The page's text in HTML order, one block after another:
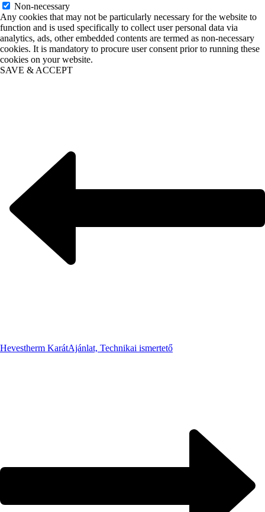
Non-necessary
Any cookies that may not be particularly necessary for the website to
function and is used specifically to collect user personal data via
analytics, ads, other embedded contents are termed as non-necessary
cookies. It is mandatory to procure user consent prior to running these
cookies on your website.
SAVE & ACCEPT
Hevestherm KarátAjánlat, Technikai ismertető